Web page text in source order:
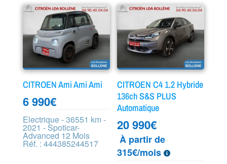
CITROEN Ami Ami Ami
6 990€
Electrique - 36551 km -
2021 - Spoticar-
Advanced 12 Mois
Réf. : 444385244517
CITROEN C4 1.2 Hybride
136ch S&S PLUS
Automatique
20 990€
À partir de
315€/mois